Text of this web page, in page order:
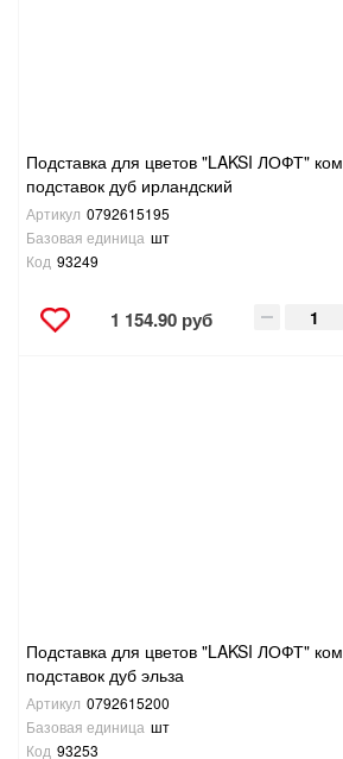
Подставка для цветов "LAKSI ЛОФТ"
подставок дуб ирландский
Артикул 0792615195
Базовая единица шт
Код 93249
1 154.90 руб
Подставка для цветов "LAKSI ЛОФТ"
подставок дуб эльза
Артикул 0792615200
Базовая единица шт
Код 93253